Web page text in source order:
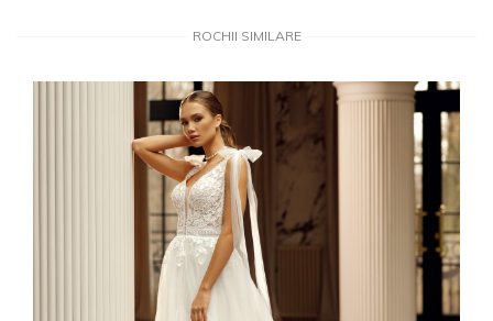
ROCHII SIMILARE